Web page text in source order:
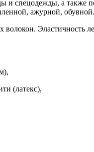
и спецодежды, а также
ажурной, обувной.
волокон.
(латекс),